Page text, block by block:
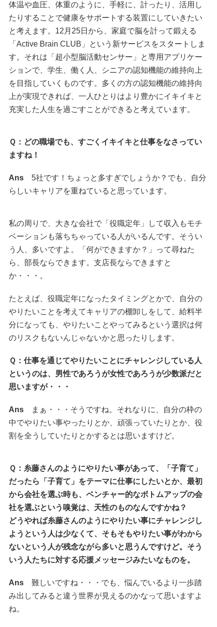
体温や血圧、体重のように、手軽に、計ったり、活用し
たりすることで健康をサポートする装置にしていきたい
と考えます。12月25日から、家庭で脳を計って鍛える
「Active Brain CLUB」という新サービスをスタートしま
す。それは「超小型脳活動センサー」と専用アプリケー
ションで、学生、働く人、シニアの認知機能の維持向上
を目指していくものです。多くの方の認知機能の維持向
上が実現できれば、一人ひとりはより豊かにイキイキと
充実した人生を過ごすことができると考えています。
Ｑ：どの職場でも、すごくイキイキと仕事をなさってい
ますね！
Ans5社です！ちょっと多すぎでしょうか？でも、自分
らしいキャリアを重ねていると思っています。
私の周りで、大きな会社で「役職定年」して収入もモチ
ベーションも落ちちゃっている人がいるんです。そうい
う人、多いですよ。「何ができますか？」って尋ねた
ら、部長ならできます。支店長ならできますと
か・・・。
たとえば、役職定年になったタイミングとかで、自分の
やりたいことを考えてキャリアの棚卸しをして、給料半
分になっても、やりたいことやってみるという選択は何
のリスクもないんじゃないかと思ったりします。
Ｑ：仕事を通じてやりたいことにチャレンジしている人
というのは、男性であろうが女性であろうが少数派だと
思いますが・・・
Ansまぁ・・・そうですね。それなりに、自分の枠の
中でやりたい事やったりとか、頑張っていたりとか、役
割を全うしていたりとかするとは思いますけど。
Ｑ：糸藤さんのようにやりたい事があって、「子育て」
だったら「子育て」をテーマに仕事にしたいとか、最初
から会社を選ぶ時も、ベンチャー的なボトムアップの会
社を選ぶという嗅覚は、天性のものなんですかね？
どうやれば糸藤さんのようにやりたい事にチャレンジし
ようという人は少なくて、そもそもやりたい事がわから
ないという人が残念ながら多いと思うんですけど。そう
いう人たちに対する応援メッセージみたいなものを。
Ans難しいですね・・・でも、悩んでいるより一歩踏
み出してみると違う世界が見えるのかなって思いますよ
ね。